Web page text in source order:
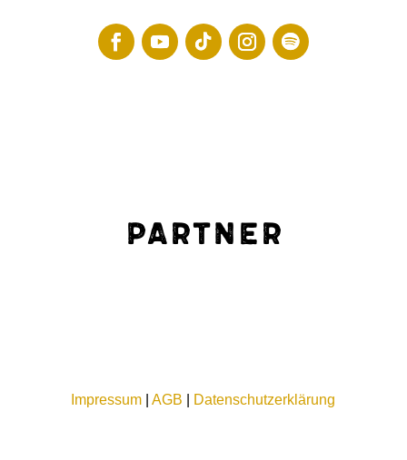
Partner
Impressum |AGB Datenschutzerklärung